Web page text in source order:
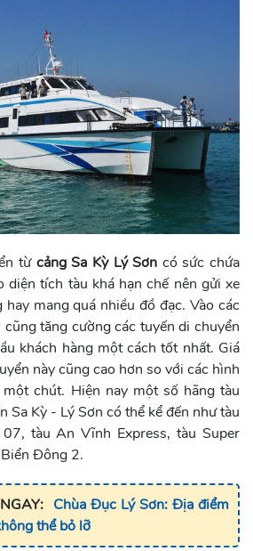
từ cảng Sa Kỳ Lý Sơn có sức chứa
diện tích tàu khá hạn chế nên gửi xe
mang quá nhiều đồ đạc. Vào các
tăng cường các tuyến di chuyển
khách hàng một cách tốt nhất. Giá
này cũng cao hơn so với các hình
chút. Hiện nay một số hãng tàu
Sa Kỳ - Lý Sơn có thể kể đến như tàu
tàu An Vĩnh Express, tàu Super
Đông 2.
Chùa Đục Lý Sơn: Địa điểm
thể bỏ lỡ